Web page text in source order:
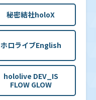
秘密結社holoX
ホロライブEnglish
hololive DEV_IS
FLOW GLOW